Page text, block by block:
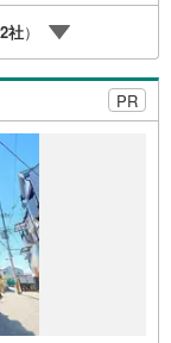
宅ローン商品のご
準などを詳しく
の一体型商品もご
る住宅ローンへの
2社）
PR